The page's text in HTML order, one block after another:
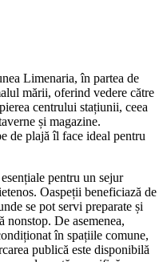
Limenaria, în partea de
mării, oferind vedere către
centrului stațiunii, ceea
și magazine.
de plajă îl face ideal pentru
pentru un sejur
Oaspeții beneficiază de
se pot servi preparate și
nonstop. De asemenea,
în spațiile comune,
publică este disponibilă